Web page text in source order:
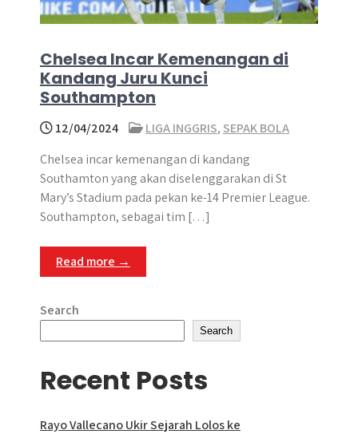
Chelsea Incar Kemenangan di
Kandang Juru Kunci
Southampton
12/04/2024 LIGA INGGRIS, SEPAK BOLA
Chelsea incar kemenangan di kandang
Southamton yang akan diselenggarakan di St
Mary’s Stadium pada pekan ke-14 Premier League.
Southampton, sebagai tim […]
Read more →
Search
Search
Recent Posts
Rayo Vallecano Ukir Sejarah Lolos ke